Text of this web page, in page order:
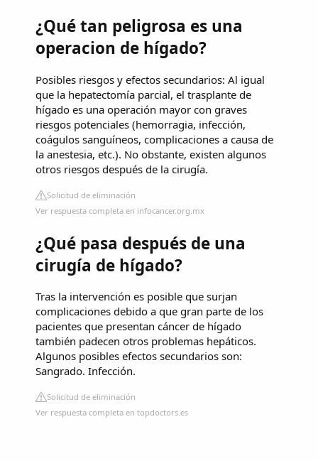
¿Qué tan peligrosa es una
operacion de hígado?
Posibles riesgos y efectos secundarios: Al igual
que la hepatectomía parcial, el trasplante de
hígado es una operación mayor con graves
riesgos potenciales (hemorragia, infección,
coágulos sanguíneos, complicaciones a causa de
la anestesia, etc.). No obstante, existen algunos
otros riesgos después de la cirugía.
Solicitud de eliminación
Ver respuesta completa en infocancer.org.mx
¿Qué pasa después de una
cirugía de hígado?
Tras la intervención es posible que surjan
complicaciones debido a que gran parte de los
pacientes que presentan cáncer de hígado
también padecen otros problemas hepáticos.
Algunos posibles efectos secundarios son:
Sangrado. Infección.
Solicitud de eliminación
Ver respuesta completa en topdoctors.es